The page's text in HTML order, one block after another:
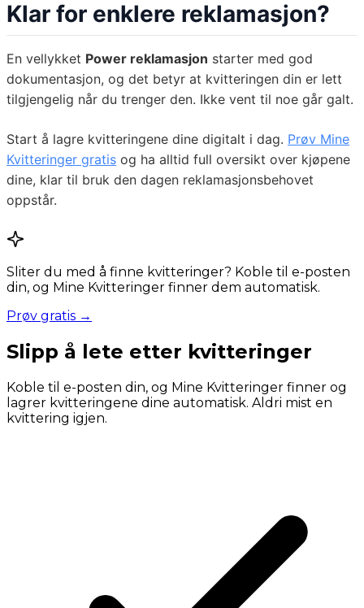
Klar for enklere reklamasjon?
En vellykket Power reklamasjon starter med god
dokumentasjon, og det betyr at kvitteringen din er lett
tilgjengelig når du trenger den. Ikke vent til noe går galt.
Start å lagre kvitteringene dine digitalt i dag. Prøv Mine
Kvitteringer gratis og ha alltid full oversikt over kjøpene
dine, klar til bruk den dagen reklamasjonsbehovet
oppstår.
Sliter du med å finne kvitteringer? Koble til e-posten
din, og Mine Kvitteringer finner dem automatisk.
Prøv gratis →
Slipp å lete etter kvitteringer
Koble til e-posten din, og Mine Kvitteringer finner og
lagrer kvitteringene dine automatisk. Aldri mist en
kvittering igjen.